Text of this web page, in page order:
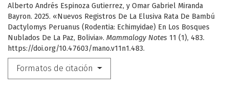
Alberto Andrés Espinoza Gutierrez, y Omar Gabriel Miranda
Bayron. 2025. «Nuevos Registros De La Elusiva Rata De Bambú
Dactylomys Peruanus (Rodentia: Echimyidae) En Los Bosques
Nublados De La Paz, Bolivia». Mammalogy Notes 11 (1), 483.
https://doi.org/10.47603/mano.v11n1.483.
Formatos de citación